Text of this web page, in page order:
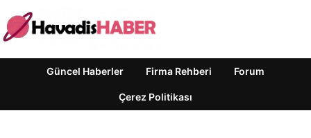
Güncel Haberler Firma Rehberi Forum
Çerez Politikası